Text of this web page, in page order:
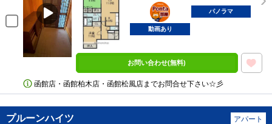
ポンタ
部屋
パノラマ
動画あり
お問い合わせ(無料)
函館店・函館柏木店・函館松風店までお問合せ下さい☆彡
プルーンハイツ アパート